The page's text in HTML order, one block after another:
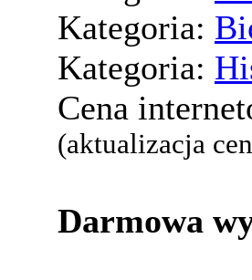
Kategoria:
Kategoria:
Cena
(aktualizacja
Darmowa